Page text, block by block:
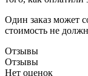
Один заказ может
стоимость не
Отзывы
Отзывы
Нет оценок